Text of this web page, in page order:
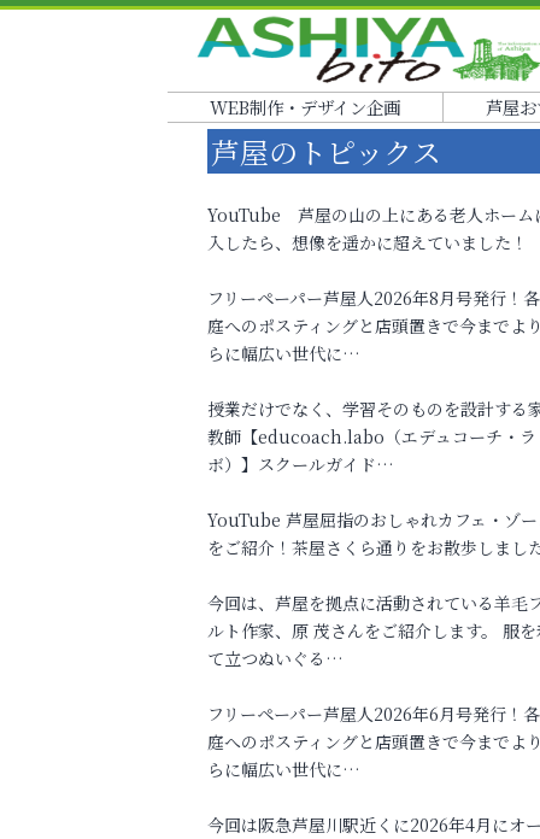
WEB制作・デザイン企画 芦屋
芦屋のトピックス
YouTube 芦屋の山の上にある老人ホーム
入したら、想像を遥かに超えていました！
フリーペーパー芦屋人2026年8月号発行！
庭へのポスティングと店頭置きで今までよ
らに幅広い世代に…
授業だけでなく、学習そのものを設計する
教師【educoach.labo（エデュコーチ・ラ
ボ）】スクールガイド…
YouTube 芦屋屈指のおしゃれカフェ・ゾ
をご紹介！茶屋さくら通りをお散歩しまし
今回は、芦屋を拠点に活動されている羊毛
ルト作家、原 茂さんをご紹介します。 服を
て立つぬいぐる…
フリーペーパー芦屋人2026年6月号発行！
庭へのポスティングと店頭置きで今までよ
らに幅広い世代に…
今回は阪急芦屋川駅近くに2026年4月にオ